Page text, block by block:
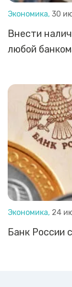
Экономика, 30
Внести
любой
Экономика, 24
Банк России